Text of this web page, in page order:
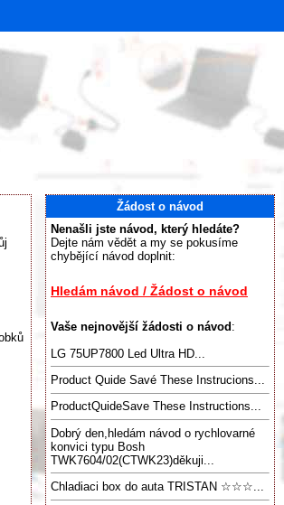
Žádost o návod
Nenašli jste návod, který hledáte?
Dejte nám vědět a my se pokusíme
chybějící návod doplnit:
Hledám návod / Žádost o návod
Vaše nejnovější žádosti o návod :
LG 75UP7800 Led Ultra HD...
Product Quide Savé These Instrucions...
ProductQuideSave These Instructions...
Dobrý den,hledám návod o rychlovarné
konvici typu Bosh
TWK7604/02(CTWK23)děkuji...
Chladiaci box do auta TRISTAN ☆☆☆...